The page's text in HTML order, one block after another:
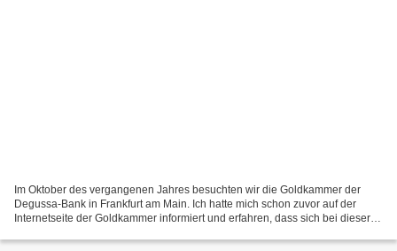
Im Oktober des vergangenen Jahres besuchten wir die Goldkammer der
Degussa-Bank in Frankfurt am Main. Ich hatte mich schon zuvor auf der
Internetseite der Goldkammer informiert und erfahren, dass sich bei dieser